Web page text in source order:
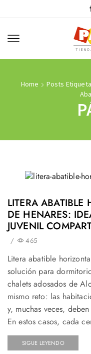
Home Posts
LITERA
DE HENARES:
JUVENIL
/ 465
Litera abatible
solución para
chalets adosados de
mismo reto: las
y, muchas veces,
En estos casos, cada
SIGUE LEYENDO